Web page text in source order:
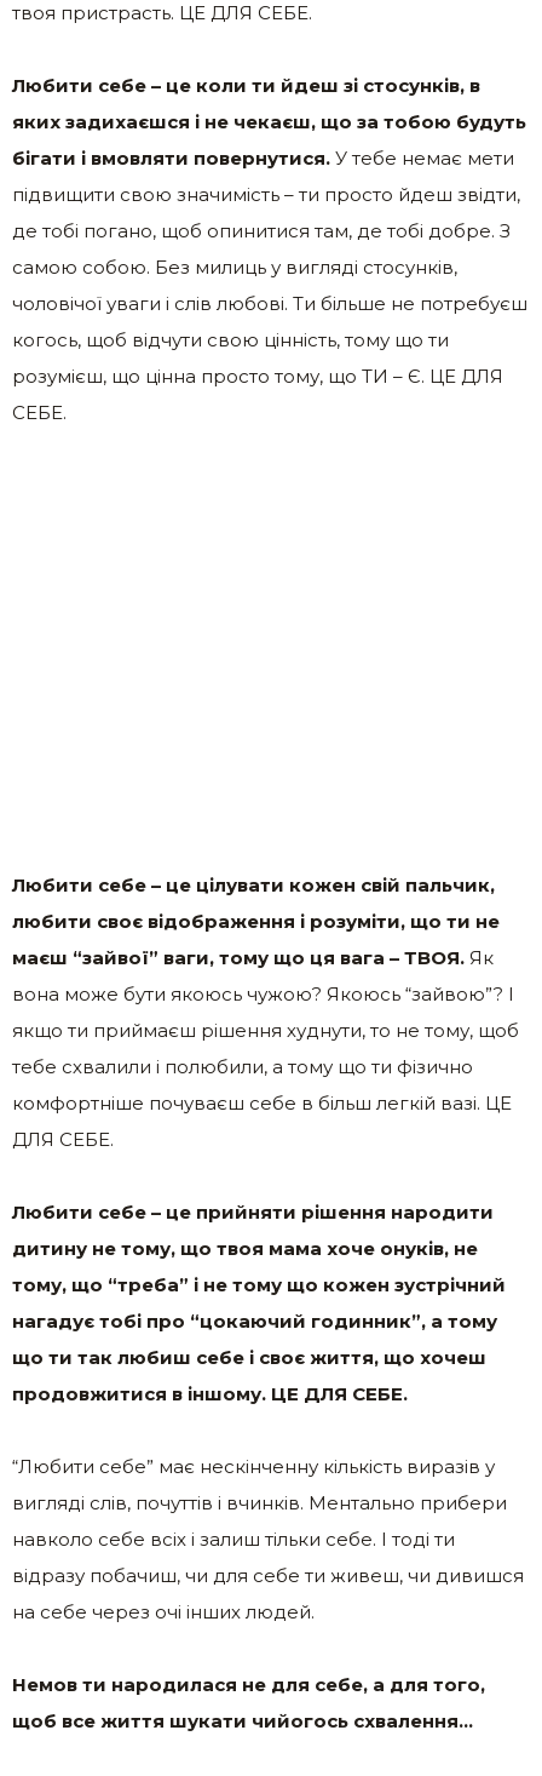
твоя пристрасть. ЦЕ ДЛЯ СЕБЕ.
Любити себе – це коли ти йдеш зі стосунків, в
яких задихаєшся і не чекаєш, що за тобою будуть
бігати і вмовляти повернутися. У тебе немає мети
підвищити свою значимість – ти просто йдеш звідти,
де тобі погано, щоб опинитися там, де тобі добре. З
самою собою. Без милиць у вигляді стосунків,
чоловічої уваги і слів любові. Ти більше не потребуєш
когось, щоб відчути свою цінність, тому що ти
розумієш, що цінна просто тому, що ТИ – Є. ЦЕ ДЛЯ
СЕБЕ.
Любити себе – це цілувати кожен свій пальчик,
любити своє відображення і розуміти, що ти не
маєш “зайвої” ваги, тому що ця вага – ТВОЯ. Як
вона може бути якоюсь чужою? Якоюсь “зайвою”? І
якщо ти приймаєш рішення худнути, то не тому, щоб
тебе схвалили і полюбили, а тому що ти фізично
комфортніше почуваєш себе в більш легкій вазі. ЦЕ
ДЛЯ СЕБЕ.
Любити себе – це прийняти рішення народити
дитину не тому, що твоя мама хоче онуків, не
тому, що “треба” і не тому що кожен зустрічний
нагадує тобі про “цокаючий годинник”, а тому
що ти так любиш себе і своє життя, що хочеш
продовжитися в іншому. ЦЕ ДЛЯ СЕБЕ.
“Любити себе” має нескінченну кількість виразів у
вигляді слів, почуттів і вчинків. Ментально прибери
навколо себе всіх і залиш тільки себе. І тоді ти
відразу побачиш, чи для себе ти живеш, чи дивишся
на себе через очі інших людей.
Немов ти народилася не для себе, а для того,
щоб все життя шукати чийогось схвалення…